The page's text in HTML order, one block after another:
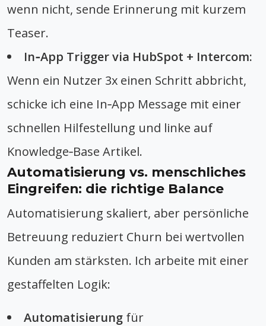
wenn nicht, sende Erinnerung mit kurzem
Teaser.
In‑App Trigger via HubSpot + Intercom:
Wenn ein Nutzer 3x einen Schritt abbricht,
schicke ich eine In‑App Message mit einer
schnellen Hilfestellung und linke auf
Knowledge‑Base Artikel.
Automatisierung vs. menschliches
Eingreifen: die richtige Balance
Automatisierung skaliert, aber persönliche
Betreuung reduziert Churn bei wertvollen
Kunden am stärksten. Ich arbeite mit einer
gestaffelten Logik:
Automatisierung für